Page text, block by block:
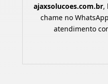
ajaxsolucoes.com.br,
chame no
atendimento